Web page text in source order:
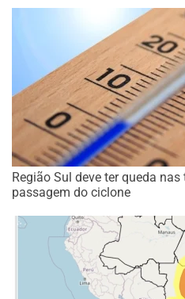
Região Sul deve ter queda
passagem do ciclone